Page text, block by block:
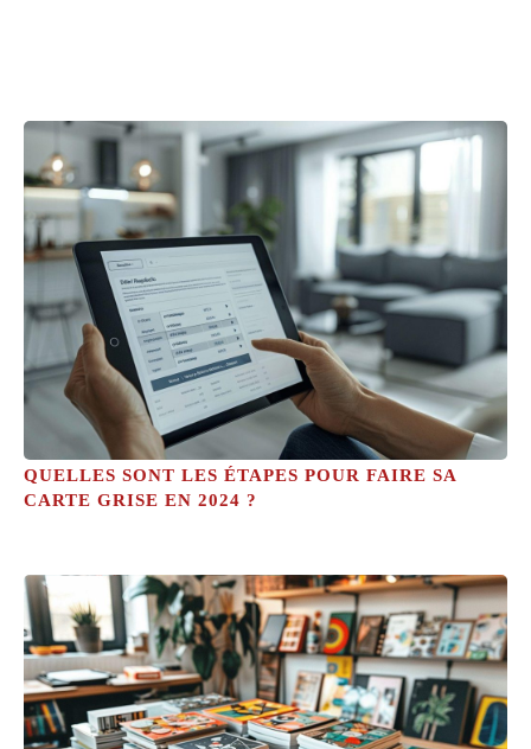
QUELLES SONT LES ÉTAPES POUR FAIRE SA
CARTE GRISE EN 2024 ?